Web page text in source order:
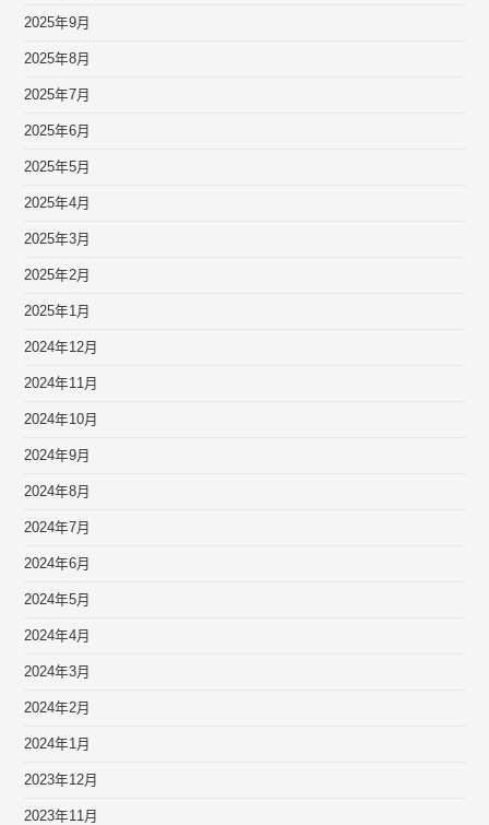
2025年9月
2025年8月
2025年7月
2025年6月
2025年5月
2025年4月
2025年3月
2025年2月
2025年1月
2024年12月
2024年11月
2024年10月
2024年9月
2024年8月
2024年7月
2024年6月
2024年5月
2024年4月
2024年3月
2024年2月
2024年1月
2023年12月
2023年11月